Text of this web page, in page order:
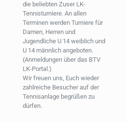
die beliebten Zuser LK-
Tennisturniere. An allen
Terminen werden Turniere für
Damen, Herren und
Jugendliche U 14 weiblich und
U 14 männlich angeboten.
(Anmeldungen über das BTV
LK-Portal.)
Wir freuen uns, Euch wieder
zahlreiche Besucher auf der
Tennisanlage begrüßen zu
dürfen.